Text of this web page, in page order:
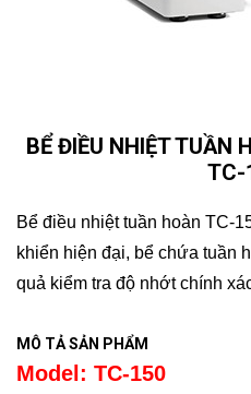
BỂ ĐIỀU NHIỆT TUẦN
TC-
Bể điều nhiệt tuần hoàn TC-
khiển hiện đại, bể chứa tuần
quả kiểm tra độ nhớt chính
MÔ TẢ SẢN PHẨM
Model: TC-150